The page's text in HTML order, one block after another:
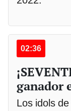
02:36
ganador
Los idols